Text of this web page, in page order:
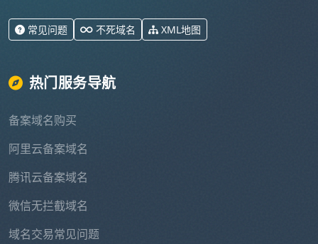
常见问题 不死域名 XML地图
热门服务导航
备案域名购买
阿里云备案域名
腾讯云备案域名
微信无拦截域名
域名交易常见问题